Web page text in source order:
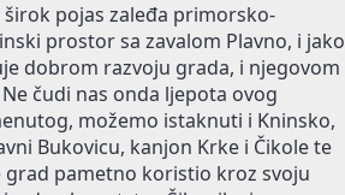
pojas zaleđa primorsko-
prostor sa zavalom Plavno, i jako
dobrom razvoju grada, i njegovom
čudi nas onda ljepota ovog
možemo istaknuti i Kninsko,
Bukovicu, kanjon Krke i Čikole te
grad pametno koristio kroz svoju